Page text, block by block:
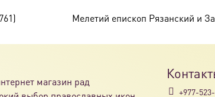
Мелетий епископ Рязанский и
магазин рад
+977-